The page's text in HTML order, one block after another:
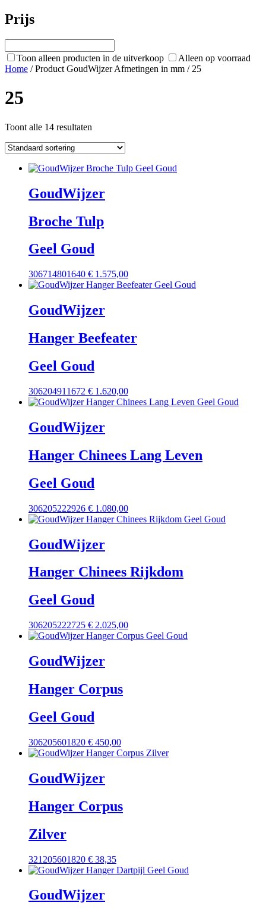
Prijs
Toon alleen producten in de uitverkoop
Alleen op voorraad
Home / Product GoudWijzer Afmetingen in mm / 25
25
Toont alle 14 resultaten
GoudWijzer
Broche Tulp
Geel Goud
306714801640 € 1.575,00
GoudWijzer
Hanger Beefeater
Geel Goud
306204911672 € 1.620,00
GoudWijzer
Hanger Chinees Lang Leven
Geel Goud
306205222926 € 1.080,00
GoudWijzer
Hanger Chinees Rijkdom
Geel Goud
306205222725 € 2.025,00
GoudWijzer
Hanger Corpus
Geel Goud
306205601820 € 450,00
GoudWijzer
Hanger Corpus
Zilver
321205601820 € 38,35
GoudWijzer